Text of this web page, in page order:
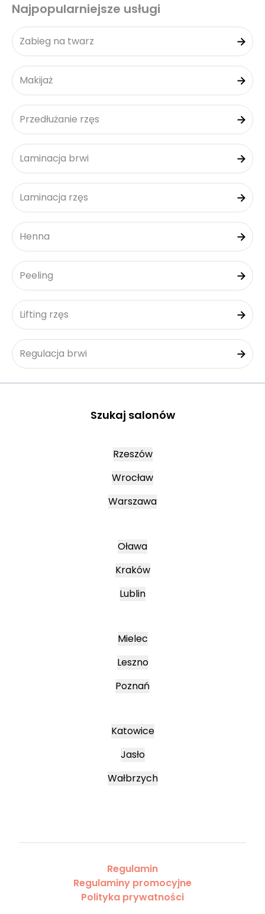
Najpopularniejsze usługi
Zabieg na twarz
Makijaż
Przedłużanie rzęs
Laminacja brwi
Laminacja rzęs
Henna
Peeling
Lifting rzęs
Regulacja brwi
Szukaj salonów
Rzeszów
Wrocław
Warszawa
Oława
Kraków
Lublin
Mielec
Leszno
Poznań
Katowice
Jasło
Wałbrzych
Regulamin
Regulaminy promocyjne
Polityka prywatności